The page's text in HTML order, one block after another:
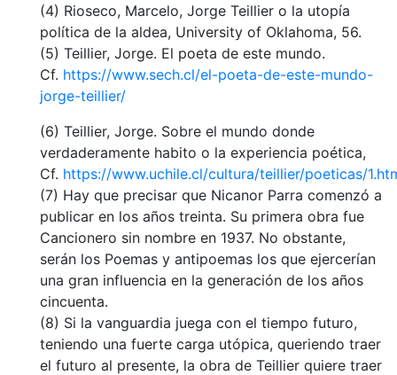
(4) Rioseco, Marcelo, Jorge Teillier o la utopía
política de la aldea, University of Oklahoma, 56.
(5) Teillier, Jorge. El poeta de este mundo.
Cf. https://www.sech.cl/el-poeta-de-este-mundo-
jorge-teillier/
(6) Teillier, Jorge. Sobre el mundo donde
verdaderamente habito o la experiencia poética,
Cf. https://www.uchile.cl/cultura/teillier/poeticas/
(7) Hay que precisar que Nicanor Parra comenzó a
publicar en los años treinta. Su primera obra fue
Cancionero sin nombre en 1937. No obstante,
serán los Poemas y antipoemas los que ejercerían
una gran influencia en la generación de los años
cincuenta.
(8) Si la vanguardia juega con el tiempo futuro,
teniendo una fuerte carga utópica, queriendo traer
el futuro al presente, la obra de Teillier quiere traer